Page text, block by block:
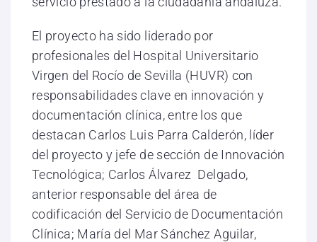
El proyecto ha sido liderado por
profesionales del Hospital Universitario
Virgen del Rocío de Sevilla (HUVR) con
responsabilidades clave en innovación y
documentación clínica, entre los que
destacan Carlos Luis Parra Calderón, líder
del proyecto y jefe de sección de Innovación
Tecnológica; Carlos Álvarez Delgado,
anterior responsable del área de
codificación del Servicio de Documentación
Clínica; María del Mar Sánchez Aguilar,